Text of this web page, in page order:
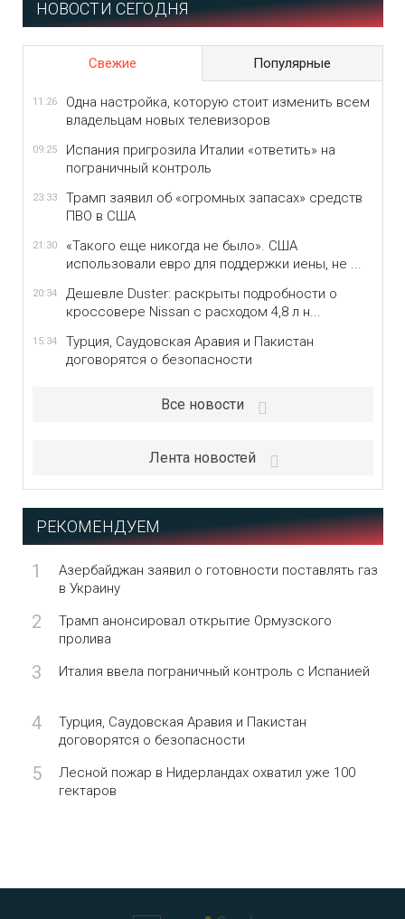
НОВОСТИ СЕГОДНЯ
Свежие Популярные
11:26
Одна настройка, которую стоит изменить всем
владельцам новых телевизоров
09:25
Испания пригрозила Италии «ответить» на
пограничный контроль
23:33
Трамп заявил об «огромных запасах» средств
ПВО в США
21:30
«Такого еще никогда не было». США
использовали евро для поддержки иены, не ...
20:34
Дешевле Duster: раскрыты подробности о
кроссовере Nissan с расходом 4,8 л н...
15:34
Турция, Саудовская Аравия и Пакистан
договорятся о безопасности
Все новости
Лента новостей
РЕКОМЕНДУЕМ
1
Азербайджан заявил о готовности поставлять газ
в Украину
2
Трамп анонсировал открытие Ормузского
пролива
3 Италия ввела пограничный контроль с Испанией
4
Турция, Саудовская Аравия и Пакистан
договорятся о безопасности
5
Лесной пожар в Нидерландах охватил уже 100
гектаров